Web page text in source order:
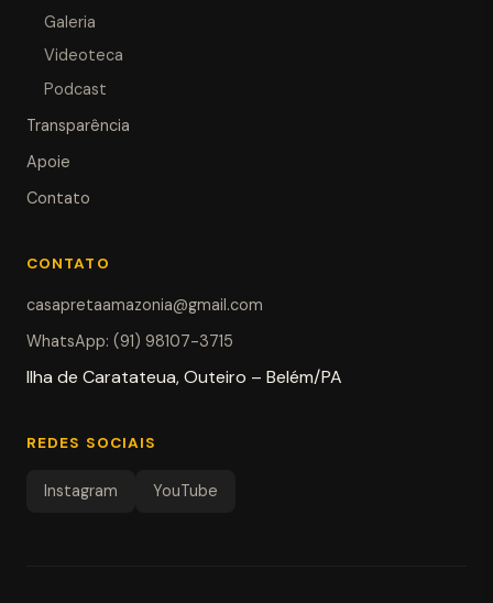
Galeria
Videoteca
Podcast
Transparência
Apoie
Contato
CONTATO
casapretaamazonia@gmail.com
WhatsApp: (91) 98107-3715
Ilha de Caratateua, Outeiro – Belém/PA
REDES SOCIAIS
Instagram YouTube